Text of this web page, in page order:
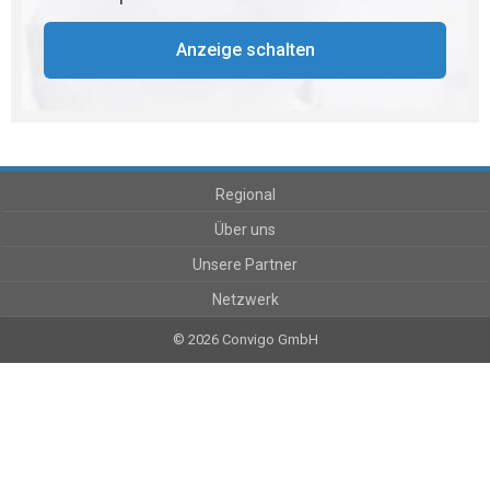
Anzeige schalten
Regional
Über uns
Unsere Partner
Netzwerk
© 2026 Convigo GmbH